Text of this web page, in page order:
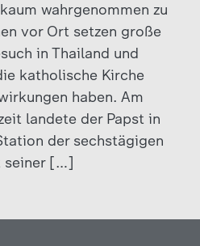
wahrgenommen zu
vor Ort setzen große
in Thailand und
katholische Kirche
haben. Am
landete der Papst in
der sechstägigen
seiner […]